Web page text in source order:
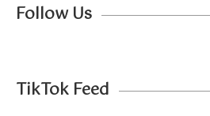
Follow Us
TikTok Feed